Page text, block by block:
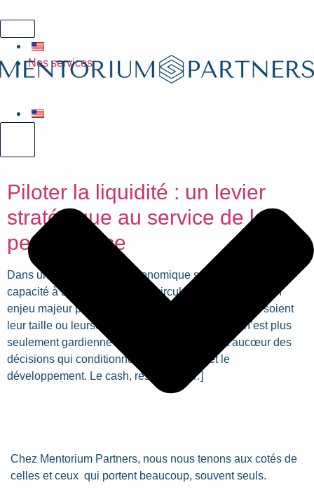
Nos services
Hamburger Toggle Menu
Piloter la liquidité : un levier
stratégique au service de la
performance
Dans un environnement économique sous tension, la
capacité à sécuriser et à faire circuler lecash devient un
enjeu majeur pour toutes les entreprises, quels que soient
leur taille ou leursecteur. La direction financière n’est plus
seulement gardienne des équilibres : elle est aucœur des
décisions qui conditionnent la résilience et le
développement. Le cash, ressource […]
Chez Mentorium Partners, nous nous tenons aux cotés de
celles et ceux qui portent beaucoup, souvent seuls.